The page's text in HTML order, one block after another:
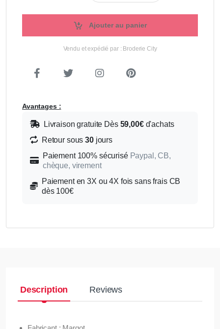
Ajouter au panier
Vendu et expédié par : Broderie City
Avantages :
Livraison gratuite Dès 59,00€d'achats
Retour sous30jours
Paiement 100% sécurisé Paypal, CB,
chèque, virement
Paiement en 3X ou 4X fois sans frais CB
dès 100€
Description Reviews